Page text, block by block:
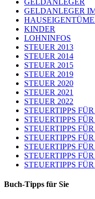
GELDANLEGER
KINDER
LOHNINFOS
STEUER 2013
STEUER 2014
STEUER 2015
STEUER 2019
STEUER 2020
STEUER 2021
STEUER 2022
STEUERTIPPS
STEUERTIPPS
STEUERTIPPS
STEUERTIPPS
STEUERTIPPS
STEUERTIPPS
STEUERTIPPS
Buch-Tipps für Sie